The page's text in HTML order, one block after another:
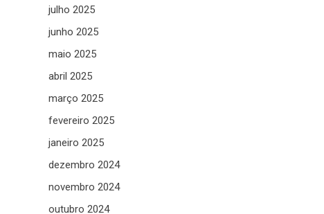
julho 2025
junho 2025
maio 2025
abril 2025
março 2025
fevereiro 2025
janeiro 2025
dezembro 2024
novembro 2024
outubro 2024